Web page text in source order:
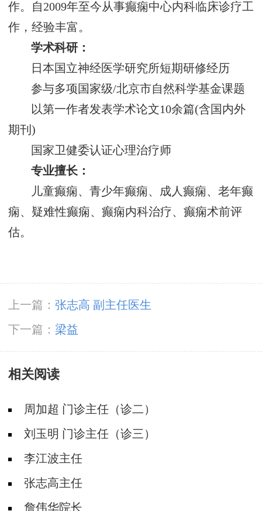
作。自2009年至今从事癫痫中心内科临床诊疗工
作，经验丰富。
学术科研：
日本国立神经医学研究所短期研修经历
参与多项国家级/北京市自然科学基金课题
以第一作者发表学术论文10余篇(含国内外
期刊)
国家卫健委认证心理治疗师
专业擅长：
儿童癫痫、青少年癫痫、成人癫痫、老年癫
痫、疑难性癫痫、癫痫内科治疗、癫痫术前评
估。
上一篇： 张志高 副主任医生
下一篇： 梁益
相关阅读
周加超 门诊主任（诊二）
刘玉明 门诊主任（诊三）
李江波主任
张志高主任
詹伟华院长